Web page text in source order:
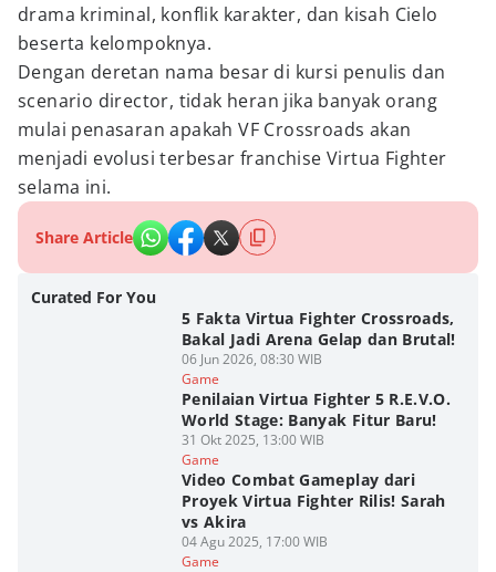
drama kriminal, konflik karakter, dan kisah Cielo
beserta kelompoknya.
Dengan deretan nama besar di kursi penulis dan
scenario director, tidak heran jika banyak orang
mulai penasaran apakah VF Crossroads akan
menjadi evolusi terbesar franchise Virtua Fighter
selama ini.
Share Article
Curated For You
5 Fakta Virtua Fighter Crossroads,
Bakal Jadi Arena Gelap dan Brutal!
06 Jun 2026, 08:30 WIB
Game
Penilaian Virtua Fighter 5 R.E.V.O.
World Stage: Banyak Fitur Baru!
31 Okt 2025, 13:00 WIB
Game
Video Combat Gameplay dari
Proyek Virtua Fighter Rilis! Sarah
vs Akira
04 Agu 2025, 17:00 WIB
Game